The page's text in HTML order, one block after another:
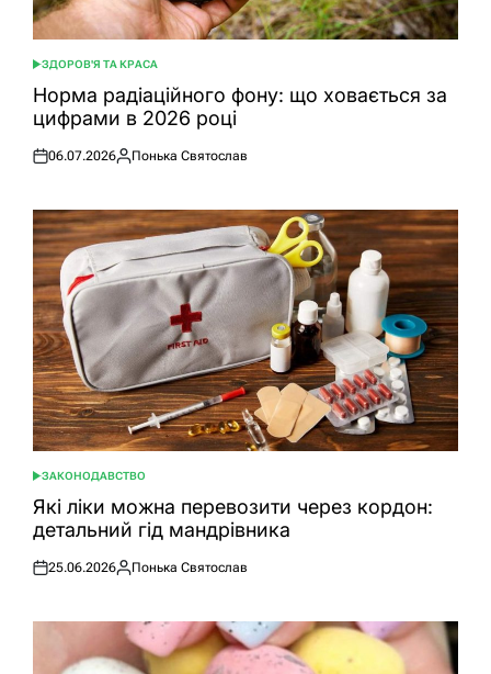
ОПУБЛІКУВАТИ
У
ЗДОРОВ'Я ТА КРАСА
Норма радіаційного фону: що ховається за
цифрами в 2026 році
Оприлюднено
06.07.2026
Опубліковано
Понька Святослав
ОПУБЛІКУВАТИ
У
ЗАКОНОДАВСТВО
Які ліки можна перевозити через кордон:
детальний гід мандрівника
Оприлюднено
25.06.2026
Опубліковано
Понька Святослав